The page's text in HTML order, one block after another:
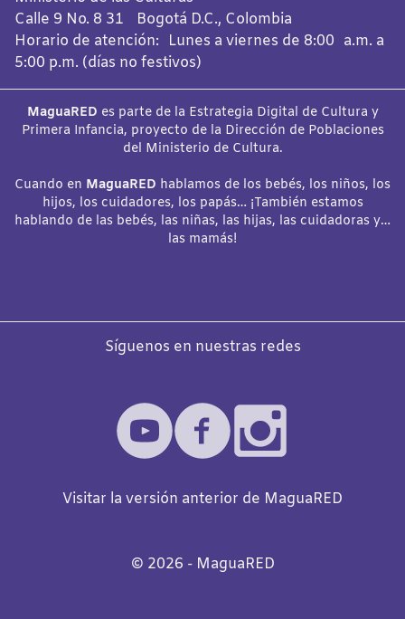
Calle 9 No. 8 31 Bogotá D.C., Colombia
Horario de atención: Lunes a viernes de 8:00 a.m. a
5:00 p.m. (días no festivos)
MaguaRED es parte de la Estrategia Digital de Cultura y
Primera Infancia, proyecto de la Dirección de Poblaciones
del Ministerio de Cultura.
Cuando en MaguaRED hablamos de los bebés, los niños, los
hijos, los cuidadores, los papás… ¡También estamos
hablando de las bebés, las niñas, las hijas, las cuidadoras y…
las mamás!
Síguenos en nuestras redes
Visitar la versión anterior de MaguaRED
©️ 2026 - MaguaRED